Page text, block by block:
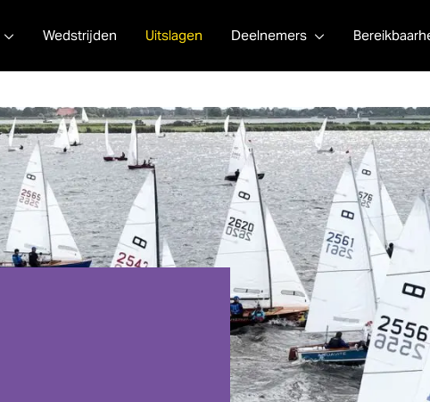
Wedstrijden Uitslagen Deelnemers